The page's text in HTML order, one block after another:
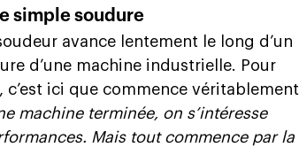
simple soudure
avance lentement le long d’un
d’une machine industrielle. Pour
c’est ici que commence véritablement
machine terminée, on s’intéresse
Mais tout commence par la